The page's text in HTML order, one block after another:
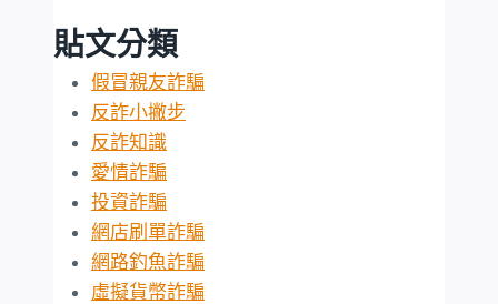
貼文分類
假冒親友詐騙
反詐小撇步
反詐知識
愛情詐騙
投資詐騙
網店刷單詐騙
網路釣魚詐騙
虛擬貨幣詐騙